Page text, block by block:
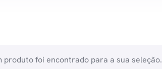
produto foi encontrado para a sua seleção.